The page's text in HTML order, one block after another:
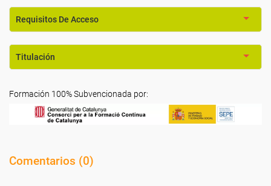
Requisitos De Acceso
Titulación
Formación 100% Subvencionada por:
Comentarios (0)